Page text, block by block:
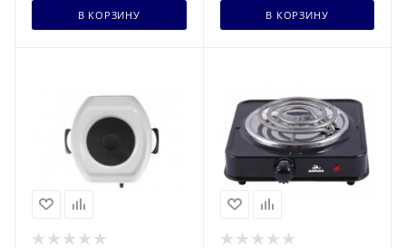
В КОРЗИНУ В КОРЗИНУ